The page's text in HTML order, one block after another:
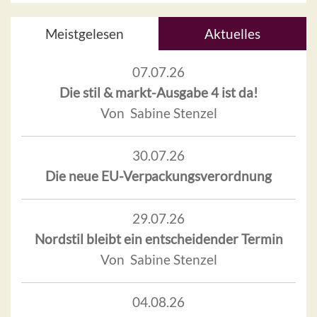
Meistgelesen Aktuelles
07.07.26
Die stil & markt-Ausgabe 4 ist da!
Von Sabine Stenzel
30.07.26
Die neue EU-Verpackungsverordnung
29.07.26
Nordstil bleibt ein entscheidender Termin
Von Sabine Stenzel
04.08.26